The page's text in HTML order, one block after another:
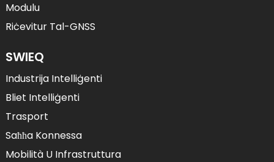
Modulu
Riċevitur Tal-GNSS
SWIEQ
Industrija Intelliġenti
Bliet Intelliġenti
Trasport
Saħħa Konnessa
Mobilità U Infrastruttura